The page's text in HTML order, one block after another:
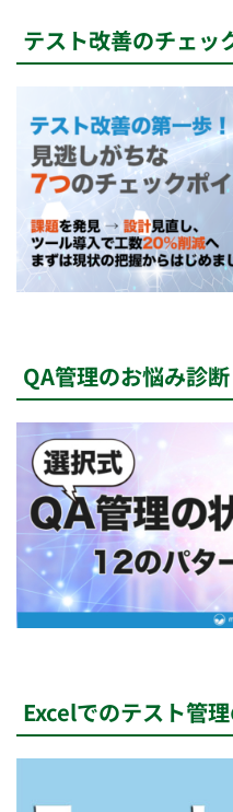
テスト改善のチェッ
QA管理のお悩み診断
Excelでのテスト管